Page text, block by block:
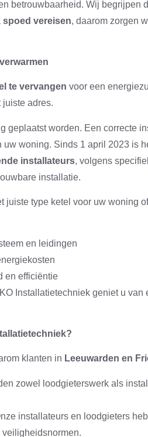
betrouwbaarheid. Wij begrijpen
spoed vereisen, daarom zorgen
te vervangen voor een
juiste adres.
geplaatst worden. Een correcte
woning. Sinds 1 april 2023 is
installateurs, volgens
installatie.
juiste type ketel voor uw woning
en leidingen
en efficiëntie
Installatietechniek geniet u van
klanten in Leeuwarden en
zowel loodgieterswerk als
installateurs en loodgieters